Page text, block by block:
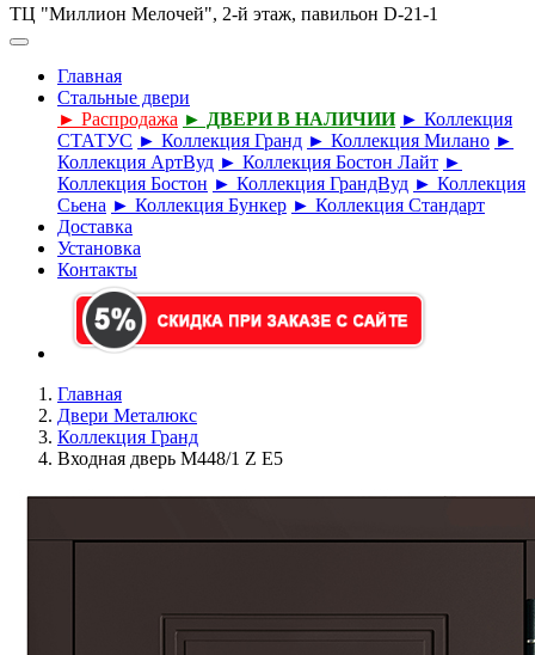
ТЦ "Миллион Мелочей", 2-й этаж, павильон D-21-1
Главная
Стальные двери
► Распродажа ► ДВЕРИ В НАЛИЧИИ ► Коллекция
СТАТУС ► Коллекция Гранд ► Коллекция Милано ►
Коллекция АртВуд ► Коллекция Бостон Лайт ►
Коллекция Бостон ► Коллекция ГрандВуд ► Коллекция
Сьена ► Коллекция Бункер ► Коллекция Стандарт
Доставка
Установка
Контакты
Главная
Двери Металюкс
Коллекция Гранд
Входная дверь М448/1 Z Е5